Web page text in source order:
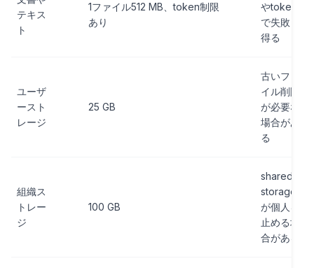
テキス
ト
1ファイル512 MB、token制限
あり
やtoken
で失敗し
得る
ユーザ
ースト
レージ
25 GB
古いファ
イル削除
が必要な
場合があ
る
組織ス
トレー
ジ
100 GB
shared
storage
が個人を
止める場
合がある